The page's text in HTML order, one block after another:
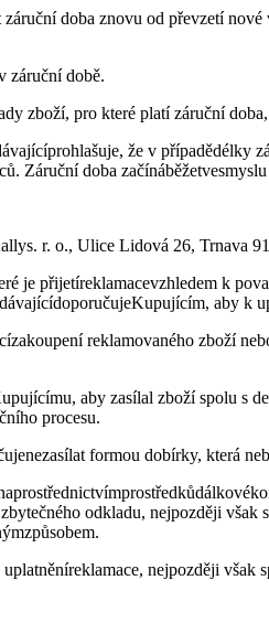
doba znovu od převzetí
záruční době.
zboží, pro které platí záruční
že v
Záruční doba
r. o., Ulice Lidová 26, Trnava
přijetíreklamacevzhledem k
aby k
reklamovaného zboží
aby zasílal zboží spolu s
procesu.
formou dobírky, která
odkladu, nejpozději
nejpozději